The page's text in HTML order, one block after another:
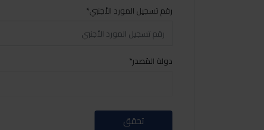
رقم تسجيل المورد الأجنبي*
دولة المُصدر*
تحقق